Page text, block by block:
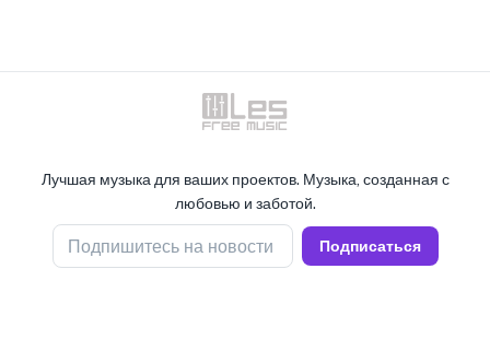
Лучшая музыка для ваших проектов. Музыка, созданная с
любовью и заботой.
Подпишитесь на новости Подписаться